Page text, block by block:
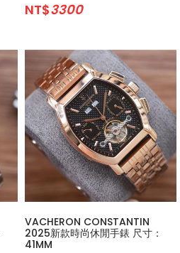
NT$3300
VACHERON CONSTANTIN
2025新款時尚休閒手錶 尺寸：
41MM